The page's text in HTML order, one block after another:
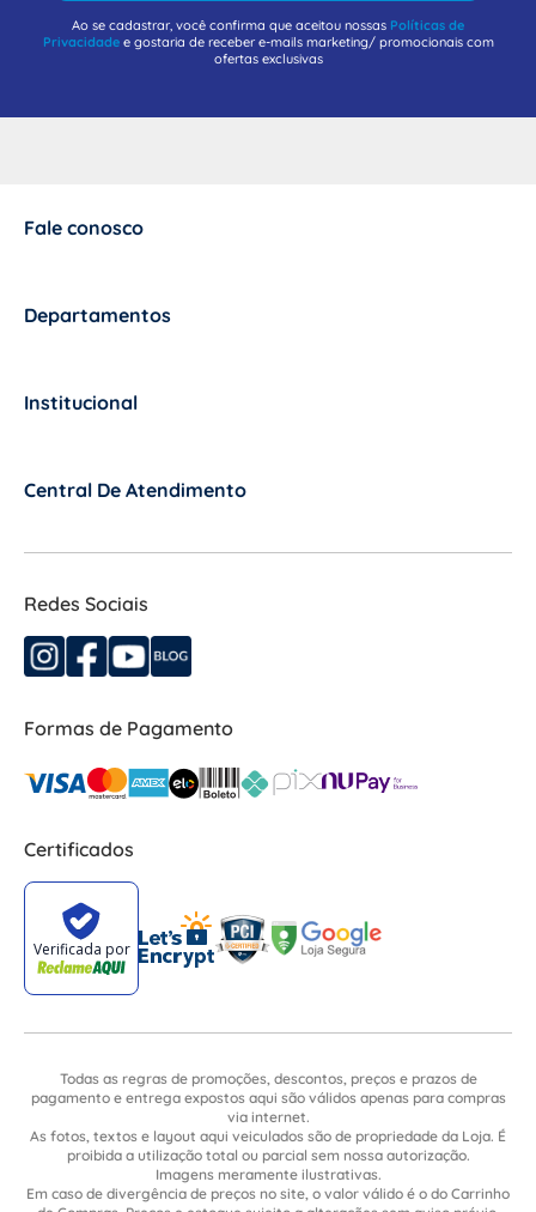
Ao se cadastrar, você confirma que aceitou nossas Políticas de
Privacidadee gostaria de receber e-mails marketing/ promocionais com
ofertas exclusivas
Fale conosco
Departamentos
Institucional
Central De Atendimento
Redes Sociais
Formas de Pagamento
Certificados
Todas as regras de promoções, descontos, preços e prazos de
pagamento e entrega expostos aqui são válidos apenas para compras
via internet.
As fotos, textos e layout aqui veiculados são de propriedade da Loja. É
proibida a utilização total ou parcial sem nossa autorização.
Imagens meramente ilustrativas.
Em caso de divergência de preços no site, o valor válido é o do Carrinho